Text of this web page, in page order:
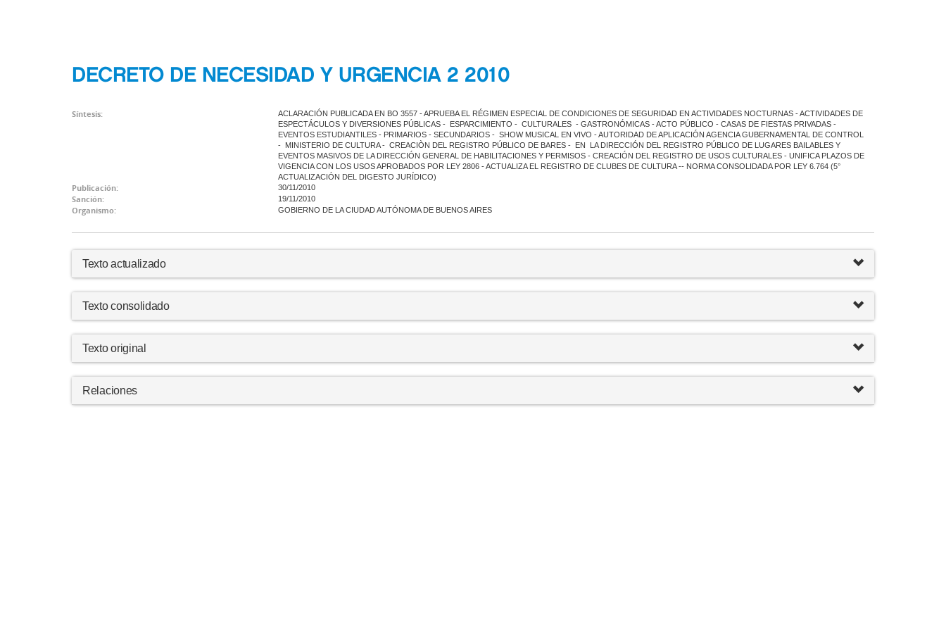
DECRETO DE NECESIDAD Y URGENCIA 2 2010
Síntesis:
ACLARACIÓN PUBLICADA EN BO 3557 - APRUEBA EL RÉGIMEN ESPECIAL DE CONDICIONES DE SEGURIDAD EN ACTIVIDADES NOCTURNAS - ACTIVIDADES DE
ESPECTÁCULOS Y DIVERSIONES PÚBLICAS - ESPARCIMIENTO - CULTURALES - GASTRONÓMICAS - ACTO PÚBLICO - CASAS DE FIESTAS PRIVADAS -
EVENTOS ESTUDIANTILES - PRIMARIOS - SECUNDARIOS - SHOW MUSICAL EN VIVO - AUTORIDAD DE APLICACIÓN AGENCIA GUBERNAMENTAL DE CONTROL
- MINISTERIO DE CULTURA - CREACIÒN DEL REGISTRO PÚBLICO DE BARES - EN LA DIRECCIÓN DEL REGISTRO PÚBLICO DE LUGARES BAILABLES Y
EVENTOS MASIVOS DE LA DIRECCIÓN GENERAL DE HABILITACIONES Y PERMISOS - CREACIÓN DEL REGISTRO DE USOS CULTURALES - UNIFICA PLAZOS DE
VIGENCIA CON LOS USOS APROBADOS POR LEY 2806 - ACTUALIZA EL REGISTRO DE CLUBES DE CULTURA -- NORMA CONSOLIDADA POR LEY 6.764 (5°
ACTUALIZACIÓN DEL DIGESTO JURÍDICO)
Publicación: 30/11/2010
Sanción: 19/11/2010
Organismo: GOBIERNO DE LA CIUDAD AUTÓNOMA DE BUENOS AIRES
Texto actualizado
Texto consolidado
Texto original
Relaciones